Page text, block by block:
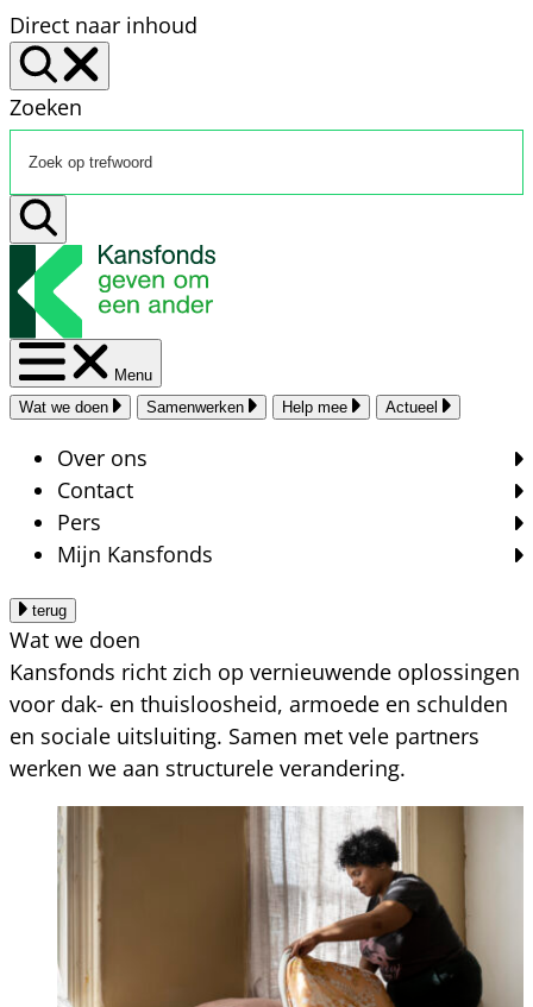
Direct naar inhoud
Zoeken
Menu
Wat we doen
Samenwerken Help mee Actueel
Over ons
Contact
Pers
Mijn Kansfonds
terug
Wat we doen
Kansfonds richt zich op vernieuwende oplossingen
voor dak- en thuisloosheid, armoede en schulden
en sociale uitsluiting. Samen met vele partners
werken we aan structurele verandering.